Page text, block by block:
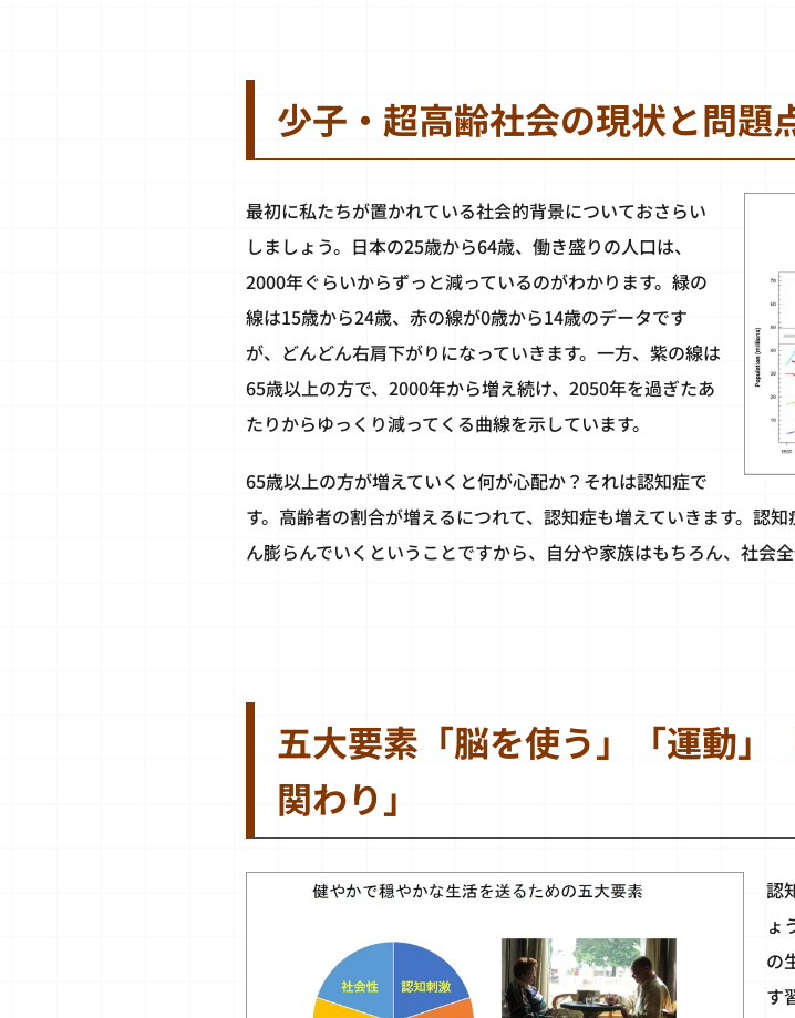
少子・超高齢社会の現状と問題
最初に私たちが置かれている社会的背景についておさらい
しましょう。日本の25歳から64歳、働き盛りの人口は、
2000年ぐらいからずっと減っているのがわかります。緑の
線は15歳から24歳、赤の線が0歳から14歳のデータです
が、どんどん右肩下がりになっていきます。一方、紫の線は
65歳以上の方で、2000年から増え続け、2050年を過ぎたあ
たりからゆっくり減ってくる曲線を示しています。
65歳以上の方が増えていくと何が心配か？それは認知症で
す。高齢者の割合が増えるにつれて、認知症も増えていきます。認
ん膨らんでいくということですから、自分や家族はもちろん、社会
五大要素「脳を使う」「運動」
関わり」
認
ょ
の
す